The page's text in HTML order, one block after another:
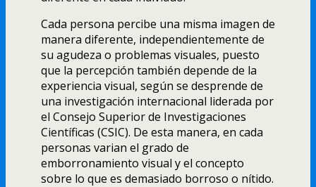
Cada persona percibe una misma imagen de
manera diferente, independientemente de
su agudeza o problemas visuales, puesto
que la percepción también depende de la
experiencia visual, según se desprende de
una investigación internacional liderada por
el Consejo Superior de Investigaciones
Cientí­ficas (CSIC). De esta manera, en cada
personas varian el grado de
emborronamiento visual y el concepto
sobre lo que es demasiado borroso o ní­tido.